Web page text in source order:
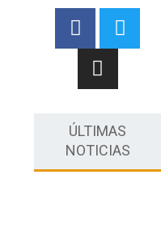
ÚLTIMAS
NOTICIAS